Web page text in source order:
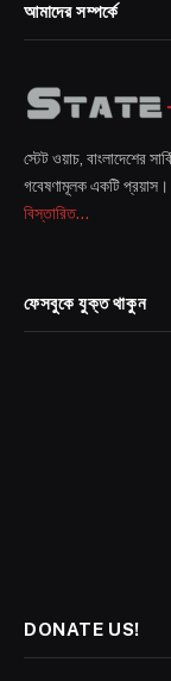
আমাদের সম্পর্কে
স্টেট ওয়াচ, বাংলাদেশের
গবেষণামূলক একটি প্রয়াস।
বিস্তারিত...
ফেসবুকে যুক্ত থাকুন
DONATE US!